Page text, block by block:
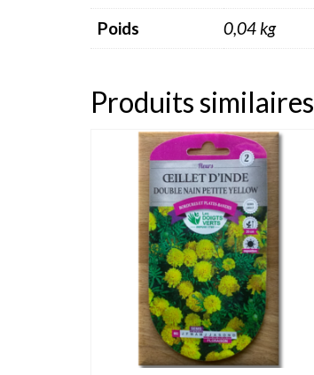
Poids 0,04 kg
Produits similaires